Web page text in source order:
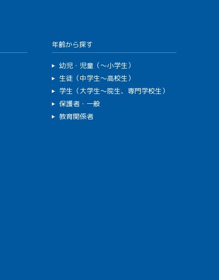
年齢から探す
幼児・児童（～小学生）
生徒（中学生～高校生）
学生（大学生～院生、専門学校生）
保護者・一般
教育関係者